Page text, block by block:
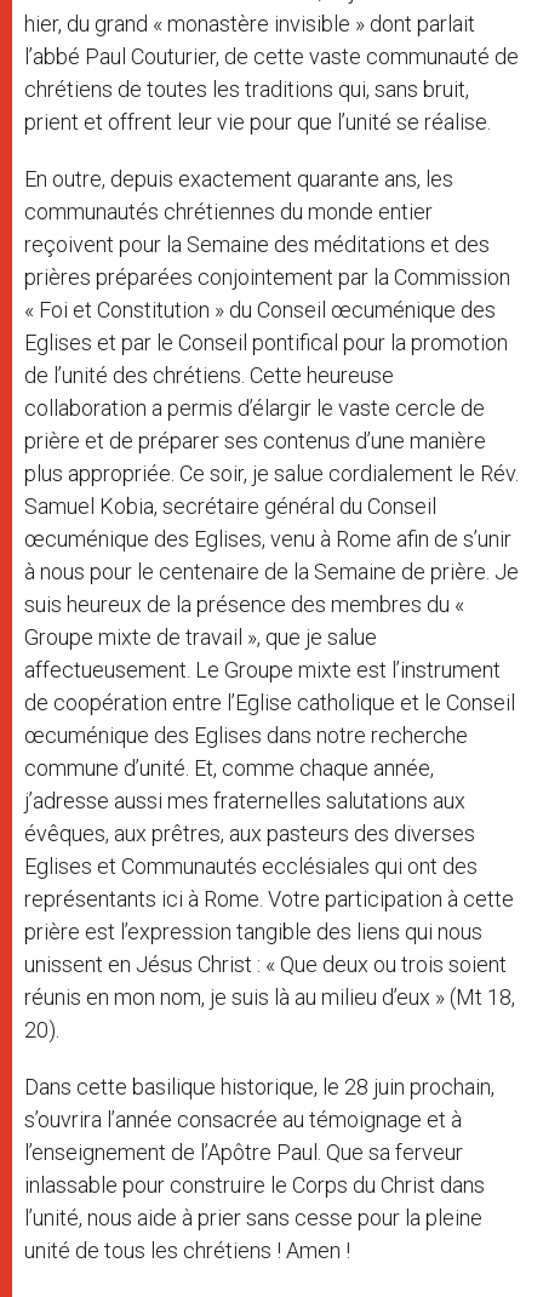
hier, du grand « monastère invisible » dont parlait
l’abbé Paul Couturier, de cette vaste communauté de
chrétiens de toutes les traditions qui, sans bruit,
prient et offrent leur vie pour que l’unité se réalise.
En outre, depuis exactement quarante ans, les
communautés chrétiennes du monde entier
reçoivent pour la Semaine des méditations et des
prières préparées conjointement par la Commission
« Foi et Constitution » du Conseil œcuménique des
Eglises et par le Conseil pontifical pour la promotion
de l’unité des chrétiens. Cette heureuse
collaboration a permis d’élargir le vaste cercle de
prière et de préparer ses contenus d’une manière
plus appropriée. Ce soir, je salue cordialement le Rév.
Samuel Kobia, secrétaire général du Conseil
œcuménique des Eglises, venu à Rome afin de s’unir
à nous pour le centenaire de la Semaine de prière. Je
suis heureux de la présence des membres du «
Groupe mixte de travail », que je salue
affectueusement. Le Groupe mixte est l’instrument
de coopération entre l’Eglise catholique et le Conseil
œcuménique des Eglises dans notre recherche
commune d’unité. Et, comme chaque année,
j’adresse aussi mes fraternelles salutations aux
évêques, aux prêtres, aux pasteurs des diverses
Eglises et Communautés ecclésiales qui ont des
représentants ici à Rome. Votre participation à cette
prière est l’expression tangible des liens qui nous
unissent en Jésus Christ : « Que deux ou trois soient
réunis en mon nom, je suis là au milieu d’eux » (Mt 18,
20).
Dans cette basilique historique, le 28 juin prochain,
s’ouvrira l’année consacrée au témoignage et à
l’enseignement de l’Apôtre Paul. Que sa ferveur
inlassable pour construire le Corps du Christ dans
l’unité, nous aide à prier sans cesse pour la pleine
unité de tous les chrétiens ! Amen !